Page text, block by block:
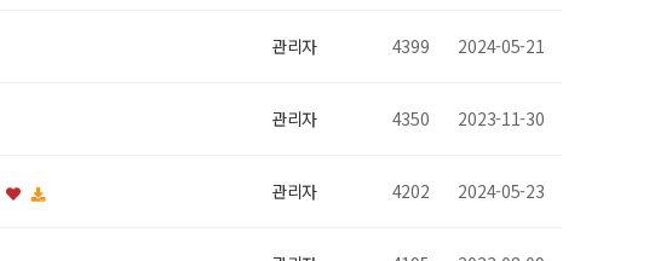
관리자 4399 2024-05-21
관리자 4350 2023-11-30
관리자 4202 2024-05-23